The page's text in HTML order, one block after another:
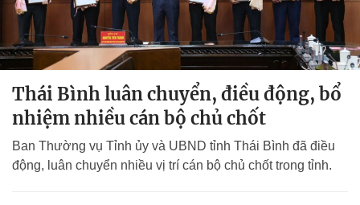
Thái Bình luân chuyển, điều động, bổ
nhiệm nhiều cán bộ chủ chốt
Ban Thường vụ Tỉnh ủy và UBND tỉnh Thái Bình đã điều
động, luân chuyển nhiều vị trí cán bộ chủ chốt trong tỉnh.